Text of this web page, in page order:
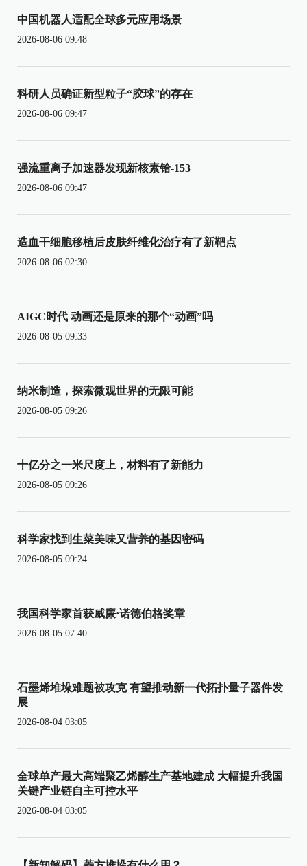
中国机器人适配全球多元应用场景
2026-08-06 09:48
科研人员确证新型粒子“胶球”的存在
2026-08-06 09:47
强流重离子加速器发现新核素铪-153
2026-08-06 09:47
造血干细胞移植后皮肤纤维化治疗有了新靶点
2026-08-06 02:30
AIGC时代 动画还是原来的那个“动画”吗
2026-08-05 09:33
纳米制造，探索微观世界的无限可能
2026-08-05 09:26
十亿分之一米尺度上，材料有了新能力
2026-08-05 09:26
科学家找到生菜美味又营养的基因密码
2026-08-05 09:24
我国科学家首获威廉·诺德伯格奖章
2026-08-05 07:40
石墨烯堆垛难题被攻克 有望推动新一代拓扑量子器件发
展
2026-08-04 03:05
全球单产最大高端聚乙烯醇生产基地建成 大幅提升我国
关键产业链自主可控水平
2026-08-04 03:05